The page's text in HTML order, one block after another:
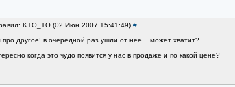
KTO_TO (02 Июн 2007 15:41:49) #
другое! в очередной раз ушли от нее... может хватит?
когда это чудо появится у нас в продаже и по какой цене?